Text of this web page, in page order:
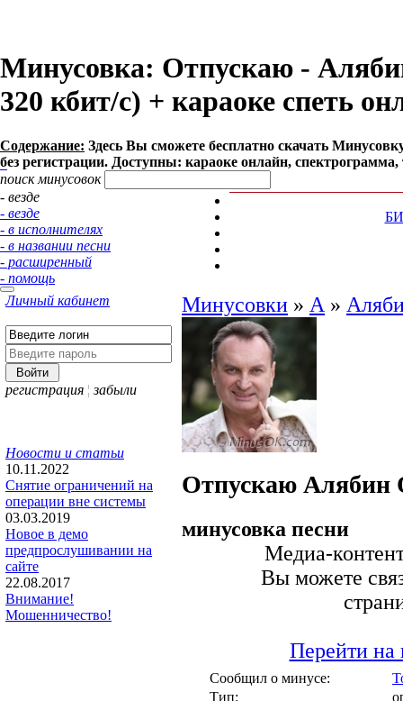
Минусовка: Отпускаю -
320 кбит/с) + караоке спеть
Содержание: Здесь Вы сможете бесплатно cкачать
без регистрации. Доступны: караоке онлайн,
поиск минусовок
- везде
- везде
- в исполнителях
- в названии песни
- расширенный
- помощь
Личный кабинет
регистрация ¦ забыли
Новости и статьи
10.11.2022
Снятие ограничений на
операции вне системы
03.03.2019
Новое в демо
предпрослушивании на
сайте
22.08.2017
Внимание!
Мошенничество!
Минусовки » А »
Отпускаю Алябин
минусовка песни
Медиа-
Вы можете
Перейти на
Сообщил о минусе:
Тип: